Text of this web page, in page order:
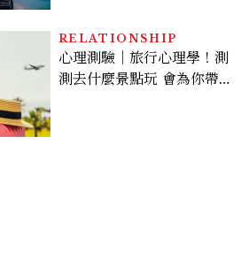
RELATIONSHIP
心理測驗｜旅行心理學！測
測去什麼景點玩 會為你帶來